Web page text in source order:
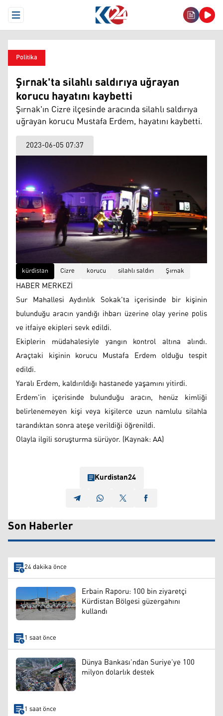
Open Menu
Politika
Şırnak'ta silahlı saldırıya uğrayan
korucu hayatını kaybetti
Şırnak'ın Cizre ilçesinde aracında silahlı saldırıya
uğrayan korucu Mustafa Erdem, hayatını kaybetti.
2023-06-05 07:37
kürdistan Cizre korucu silahlı saldırı Şırnak
HABER MERKEZİ
Sur Mahallesi Aydınlık Sokak'ta içerisinde bir kişinin
bulunduğu aracın yandığı ihbarı üzerine olay yerine polis
ve itfaiye ekipleri sevk edildi.
Ekiplerin müdahalesiyle yangın kontrol altına alındı.
Araçtaki kişinin korucu Mustafa Erdem olduğu tespit
edildi.
Yaralı Erdem, kaldırıldığı hastanede yaşamını yitirdi.
Erdem'in içerisinde bulunduğu aracın, henüz kimliği
belirlenemeyen kişi veya kişilerce uzun namlulu silahla
tarandıktan sonra ateşe verildiği öğrenildi.
Olayla ilgili soruşturma sürüyor. (Kaynak: AA)
Kurdistan24
Son Haberler
24 dakika önce
Erbain Raporu: 100 bin ziyaretçi
Kürdistan Bölgesi güzergahını
kullandı
1 saat önce
Dünya Bankası’ndan Suriye’ye 100
milyon dolarlık destek
1 saat önce